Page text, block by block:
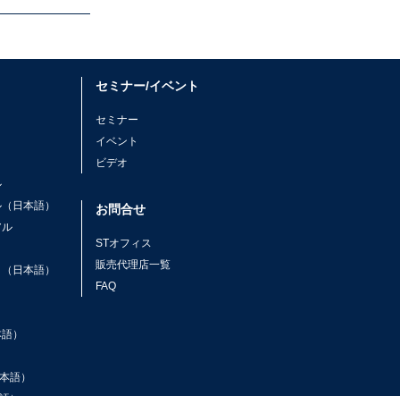
日本語）
日本語）
）
語）
セミナー/イベント
セミナー
イベント
ビデオ
お問合せ
STオフィス
販売代理店一覧
FAQ